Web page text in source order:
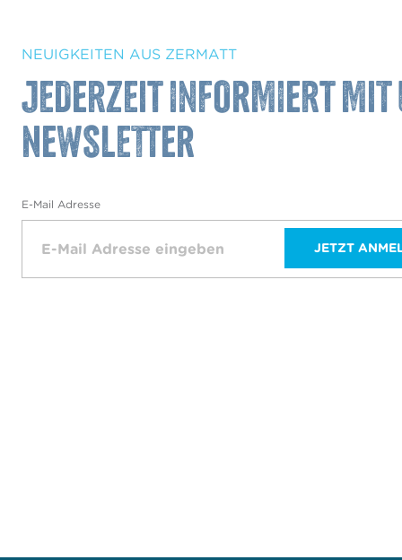
NEUIGKEITEN AUS ZERMATT
JEDERZEIT INFORMIERT MIT
NEWSLETTER
E-Mail Adresse
JETZT